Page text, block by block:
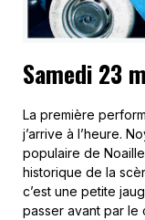
Samedi 23
La première
j’arrive à l’heure.
populaire de
historique de la
c’est une petite
passer avant par le